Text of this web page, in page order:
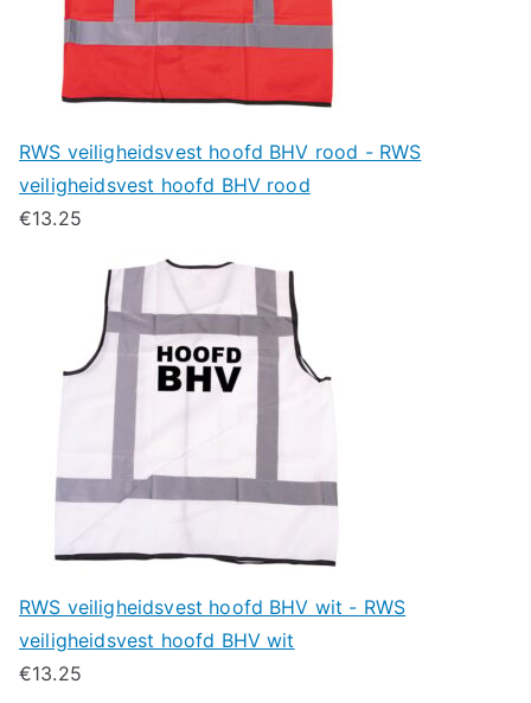
RWS veiligheidsvest hoofd BHV rood - RWS
veiligheidsvest hoofd BHV rood
€13.25
RWS veiligheidsvest hoofd BHV wit - RWS
veiligheidsvest hoofd BHV wit
€13.25